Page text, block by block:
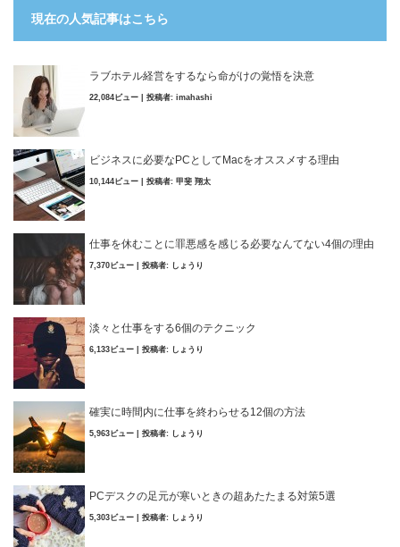
現在の人気記事はこちら
ラブホテル経営をするなら命がけの覚悟を決意
22,084ビュー 投稿者: imahashi
ビジネスに必要なPCとしてMacをオススメする理由
10,144ビュー 投稿者: 甲斐 翔太
仕事を休むことに罪悪感を感じる必要なんてない4個の理由
7,370ビュー 投稿者: しょうり
淡々と仕事をする6個のテクニック
6,133ビュー 投稿者: しょうり
確実に時間内に仕事を終わらせる12個の方法
5,963ビュー 投稿者: しょうり
PCデスクの足元が寒いときの超あたたまる対策5選
5,303ビュー 投稿者: しょうり